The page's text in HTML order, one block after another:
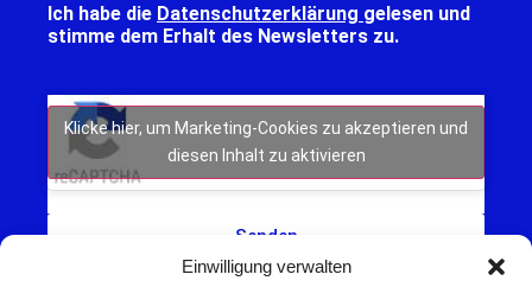
Einwilligung verwalten
Ich habe die Datenschutzerklärung gelesen und
stimme dem Erhalt des Newsletters zu.
Klicke hier, um Marketing-Cookies zu akzeptieren und
diesen Inhalt zu aktivieren
Senden